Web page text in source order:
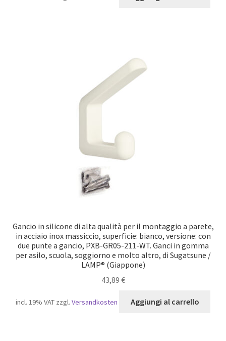
Gancio in silicone di alta qualità per il montaggio a parete,
in acciaio inox massiccio, superficie: bianco, versione: con
due punte a gancio, PXB-GR05-211-WT. Ganci in gomma
per asilo, scuola, soggiorno e molto altro, di Sugatsune /
LAMP® (Giappone)
43,89 €
incl. 19% VAT zzgl. Versandkosten Aggiungi al carrello